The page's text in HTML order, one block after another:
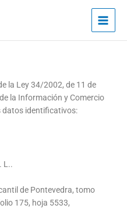
la Ley 34/2002, de 11 de
la Información y Comercio
datos identificativos:
L..
de Pontevedra, tomo
175, hoja 5533,